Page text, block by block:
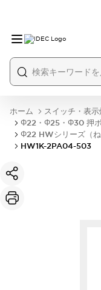
ホーム スイッチ・表示
Φ22・Φ25・Φ30 押
Φ22 HWシリーズ（
HW1K-2PA04-503